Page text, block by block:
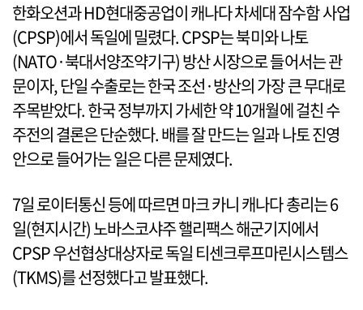
한화오션과 HD현대중공업이 캐나다 차세대 잠수함 사업
(CPSP)에서 독일에 밀렸다. CPSP는 북미와 나토
(NATO·북대서양조약기구) 방산 시장으로 들어서는 관
문이자, 단일 수출로는 한국 조선·방산의 가장 큰 무대로
주목받았다. 한국 정부까지 가세한 약 10개월에 걸친 수
주전의 결론은 단순했다. 배를 잘 만드는 일과 나토 진영
안으로 들어가는 일은 다른 문제였다.
7일 로이터통신 등에 따르면 마크 카니 캐나다 총리는 6
일(현지시간) 노바스코샤주 핼리팩스 해군기지에서
CPSP 우선협상대상자로 독일 티센크루프마린시스템스
(TKMS)를 선정했다고 발표했다.